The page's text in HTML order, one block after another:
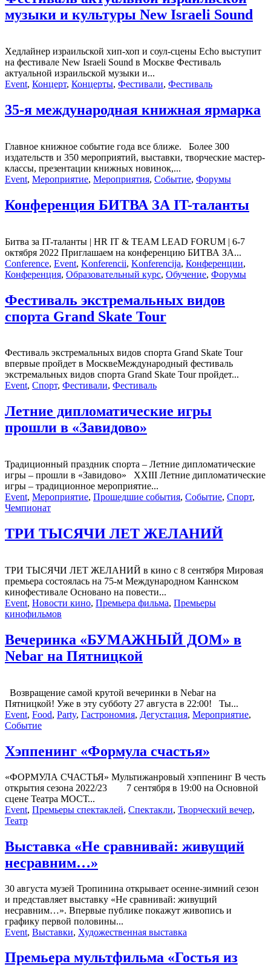
музыки и культуры New Israeli Sound
Хедлайнер израильской хип-хоп и соул-сцены Echo выступит
на фестивале New Israeli Sound в Москве Фестиваль
актуальной израильской музыки и...
Event, Концерт, Концерты, Фестивали, Фестиваль
35-я международная книжная ярмарка
Главное книжное событие года все ближе. Более 300
издательств и 350 мероприятий, выставки, творческие мастер-
классы, презентации книжных новинок,...
Event, Мероприятие, Мероприятия, Событие, Форумы
Конференция БИТВА ЗА IT-таланты
Битва за IT-таланты | HR IT & TEAM LEAD FORUM | 6-7
октября 2022 Приглашаем на конференцию БИТВА ЗА...
Conference, Event, Konferencii, Konferencija, Конференции,
Конференция, Образовательный курс, Обучение, Форумы
Фестиваль экстремальных видов
спорта Grand Skate Tour
Фестиваль экстремальных видов спорта Grand Skate Tour
впервые пройдет в МосквеМеждународный фестиваль
экстремальных видов спорта Grand Skate Tour пройдет...
Event, Спорт, Фестивали, Фестиваль
Летние дипломатические игры
прошли в «Завидово»
Традиционный праздник спорта – Летние дипломатические
игры – прошли в «Завидово» XXIII Летние дипломатические
игры – традиционное мероприятие...
Event, Мероприятие, Прошедшие события, Событие, Спорт,
Чемпионат
ТРИ ТЫСЯЧИ ЛЕТ ЖЕЛАНИЙ
ТРИ ТЫСЯЧИ ЛЕТ ЖЕЛАНИЙ в кино с 8 сентября Мировая
премьера состоялась на 75-м Международном Каннском
кинофестивале Основано на повести...
Event, Новости кино, Премьера фильма, Премьеры
кинофильмов
Вечеринка «БУМАЖНЫЙ ДОМ» в
Nebar на Пятницкой
Возвращение самой крутой вечеринки в Nebar на
Пятницкой! Уже в эту субботу 27 августа в 22:00! Ты...
Event, Food, Party, Гастрономия, Дегустация, Мероприятие,
Событие
Хэппенинг «Формула счастья»
«ФОРМУЛА СЧАСТЬЯ» Мультижанровый хэппенинг В честь
открытия сезона 2022/23 7 сентября в 19:00 на Основной
сцене Театра МОСТ...
Event, Премьеры спектаклей, Спектакли, Творческий вечер,
Театр
Выставка «Не сравнивай: живущий
несравним…»
30 августа музей Тропинина открывает осенне-зимний сезон
и представляет выставку «Не сравнивай: живущий
несравним…». Впервые публике покажут живопись и
графику первой половины...
Event, Выставки, Художественная выставка
Премьера мультфильма «Гостья из